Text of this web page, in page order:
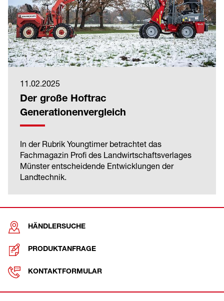
11.02.2025
Der große Hoftrac
Generationenvergleich
In der Rubrik Youngtimer betrachtet das
Fachmagazin Profi des Landwirtschaftsverlages
Münster entscheidende Entwicklungen der
Landtechnik.
HÄNDLERSUCHE
PRODUKTANFRAGE
KONTAKTFORMULAR